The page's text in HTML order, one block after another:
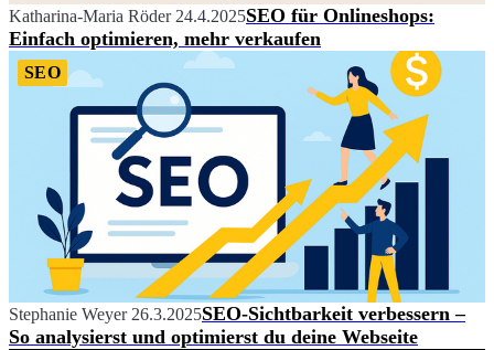
Katharina-Maria Röder 24.4.2025SEO für Onlineshops:
Einfach optimieren, mehr verkaufen
SEO
Stephanie Weyer 26.3.2025SEO-Sichtbarkeit verbessern –
So analysierst und optimierst du deine Webseite